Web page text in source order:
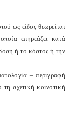
ως είδος θεωρείται
επηρεάζει κατά
ή το κόστος ή την
– περιγραφή
σχετική κοινοτική